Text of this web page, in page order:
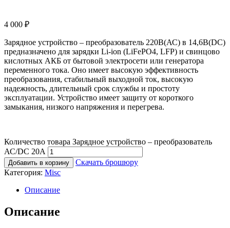
4 000 ₽
Зарядное устройство – преобразователь 220В(АС) в 14,6В(DC)
предназначено для зарядки Li-ion (LiFePO4, LFP) и свинцово
кислотных АКБ от бытовой электросети или генератора
переменного тока. Оно имеет высокую эффективность
преобразования, стабильный выходной ток, высокую
надежность, длительный срок службы и простоту
эксплуатации. Устройство имеет защиту от короткого
замыкания, низкого напряжения и перегрева.
Количество товара Зарядное устройство – преобразователь
АС/DC 20А
Добавить в корзину
Скачать брошюру
Категория: Misc
Описание
Описание